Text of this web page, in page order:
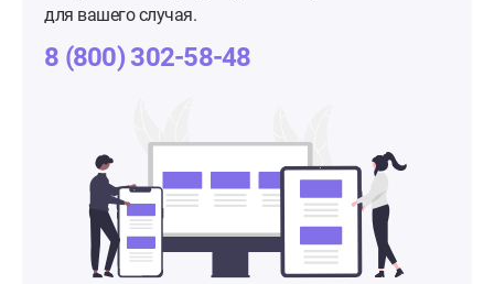
для вашего случая.
8 (800) 302-58-48